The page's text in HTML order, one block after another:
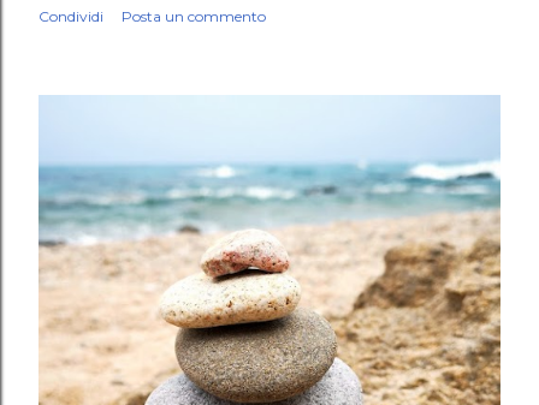
Condividi Posta un commento